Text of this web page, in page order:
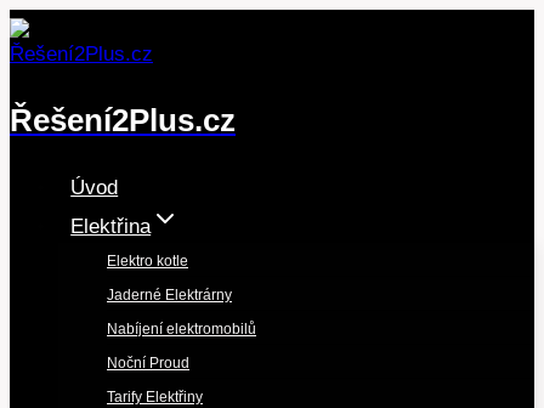
Přeskočit
na
Řešení2Plus.cz
Úvod
Elektřina
Elektro kotle
Jaderné Elektrárny
Nabíjení elektromobilů
Noční Proud
Tarify Elektřiny